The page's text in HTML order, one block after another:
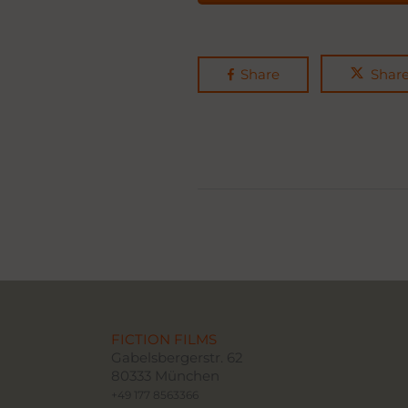
Share Share
FICTION FILMS
Gabelsbergerstr. 62
80333 München
+49 177 8563366